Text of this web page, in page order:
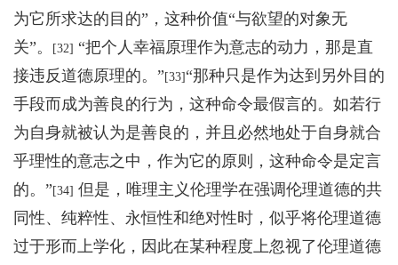
为它所求达的目的”，这种价值“与欲望的对象无
关”。
[32] “把个人幸福原理作为意志的动力，那是直
接违反道德原理的。” [33] “那种只是作为达到另外目的
手段而成为善良的行为，这种命令最假言的。如若行
为自身就被认为是善良的，并且必然地处于自身就合
乎理性的意志之中，作为它的原则，这种命令是定言
的。” [34] 但是，唯理主义伦理学在强调伦理道德的共
同性、纯粹性、永恒性和绝对性时，似乎将伦理道德
过于形而上学化，因此在某种程度上忽视了伦理道德